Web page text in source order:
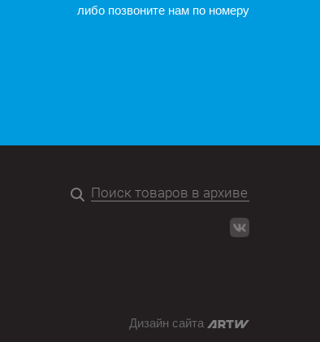
либо позвоните нам по номеру
Дизайн сайта